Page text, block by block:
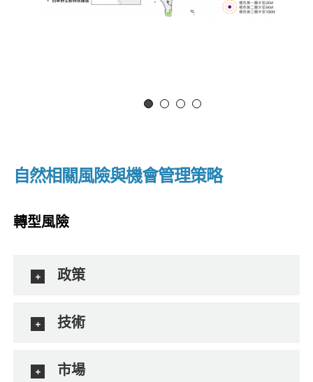
自然相關風險與機會管理策略
轉型風險
政策
技術
市場